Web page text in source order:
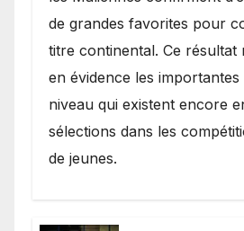
de grandes favorites pour
titre continental. Ce résultat
en évidence les
niveau qui existent encore
sélections dans les
de jeunes.